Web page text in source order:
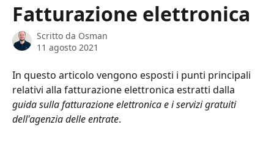
Fatturazione elettronica
Scritto da Osman
11 agosto 2021
In questo articolo vengono esposti i punti principali
relativi alla fatturazione elettronica estratti dalla
guida sulla fatturazione elettronica e i servizi gratuiti
dell'agenzia delle entrate.